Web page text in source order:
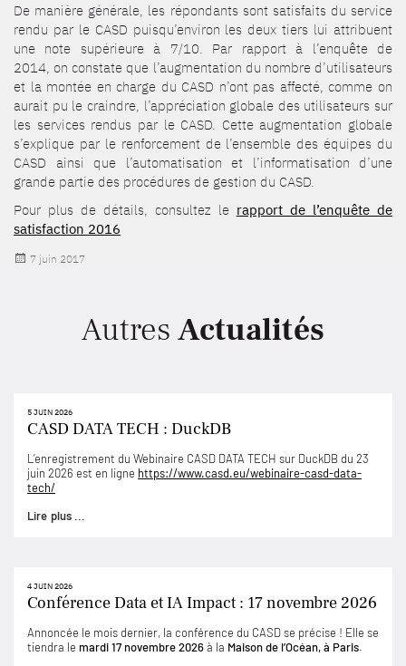
De manière générale, les répondants sont satisfaits du service
rendu par le CASD puisqu’environ les deux tiers lui attribuent
une note supérieure à 7/10. Par rapport à l’enquête de
2014, on constate que l’augmentation du nombre d’utilisateurs
et la montée en charge du CASD n’ont pas affecté, comme on
aurait pu le craindre, l’appréciation globale des utilisateurs sur
les services rendus par le CASD. Cette augmentation globale
s’explique par le renforcement de l’ensemble des équipes du
CASD ainsi que l’automatisation et l’informatisation d’une
grande partie des procédures de gestion du CASD.
Pour plus de détails, consultez le rapport de l’enquête de
satisfaction 2016
Publié
7 juin 2017
Autres Actualités
5 JUIN 2026
CASD DATA TECH : DuckDB
L’enregistrement du Webinaire CASD DATA TECH sur DuckDB du 23
juin 2026 est en ligne https://www.casd.eu/webinaire-casd-data-
tech/
Lire plus ...
4 JUIN 2026
Conférence Data et IA Impact : 17 novembre 2026
Annoncée le mois dernier, la conférence du CASD se précise ! Elle se
tiendra le mardi 17 novembre 2026à la Maison de l’Océan, à Paris.